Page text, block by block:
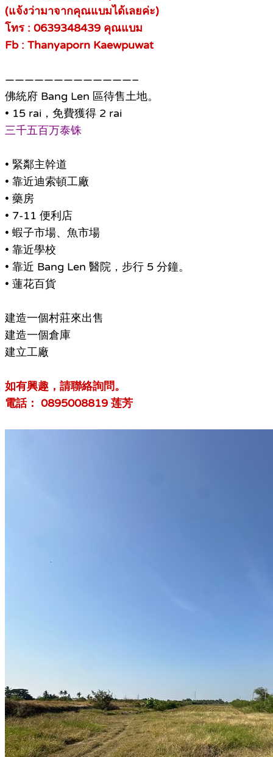
(แจ้งว่ามาจากคุณแบมได้เลยค่ะ)
โทร : 0639348439 คุณแบม
Fb : Thanyaporn Kaewpuwat
—————————————–
佛統府 Bang Len 區待售土地。
• 15 rai，免費獲得 2 rai
三千五百万泰铢
• 緊鄰主幹道
• 靠近迪索頓工廠
• 藥房
• 7-11 便利店
• 蝦子市場、魚市場
• 靠近學校
• 靠近 Bang Len 醫院，步行 5 分鐘。
• 蓮花百貨
建造一個村莊來出售
建造一個倉庫
建立工廠
如有興趣，請聯絡詢問。
電話： 0895008819 莲芳